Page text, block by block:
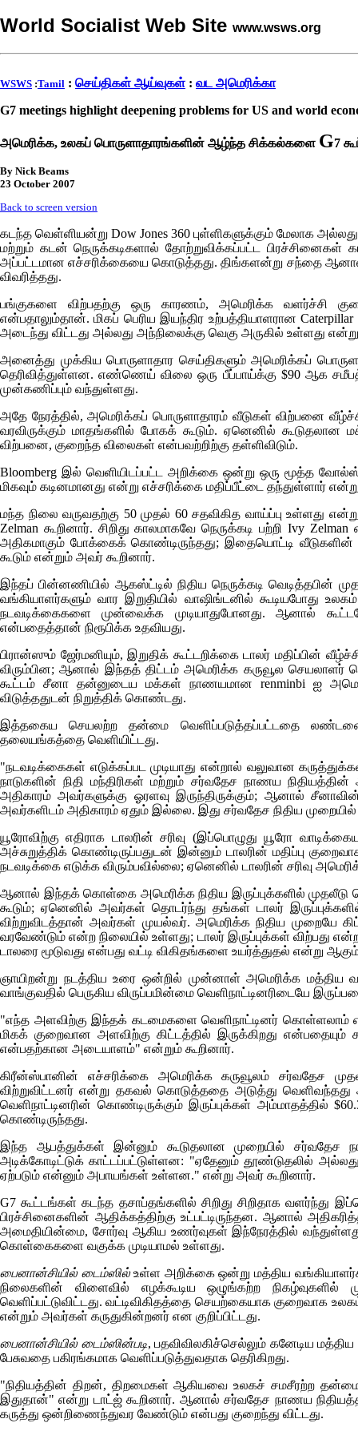
World Socialist Web Site www.wsws.org
WSWS :Tamil : செய்திகள் ஆய்வுகள் : வட அமெரிக்கா
G7 meetings highlight deepening problems for US and world
அமெரிக்க, உலகப் பொருளாதாரங்களின் ஆழ்ந்த சிக்கல்களை G7
By Nick Beams
23 October 2007
Back to screen version
கடந்த வெள்ளியன்று Dow Jones 360 புள்ளிகளுக்கும் மேலாக
மற்றும் கடன் நெருக்கடிகளால் தோற்றுவிக்கப்பட்ட
அப்பட்டமான எச்சரிக்கையை கொடுத்தது. திங்களன்று சந்தை
விவரித்தது.
பங்குகளை விற்பதற்கு ஒரு காரணம், அமெரிக்க வளர்ச்சி
என்பதாலும்தான். மிகப் பெரிய இயந்திர உற்பத்தியாளரானCaterpillar
அடைந்து விட்டது அல்லது அந்நிலைக்கு வெகு அருகில் உள்ளது என்று
அனைத்து முக்கிய பொருளாதார செய்திகளும் அமெரிக்கப்
தெரிவித்துள்ளன. எண்ணெய் விலை ஒரு பீப்பாய்க்கு $90 ஆக
முன்கணிப்பும் வந்துள்ளது.
அதே நேரத்தில், அமெரிக்கப் பொருளாதாரம் வீடுகள் விற்பனை
வரவிருக்கும் மாதங்களில் போகக் கூடும். ஏனெனில்
விற்பனை, குறைந்த விலைகள் என்பவற்றிற்கு தள்ளிவிடும்.
Bloomberg இல் வெளியிடப்பட்ட அறிக்கை ஒன்று ஒரு மூத்த
மிகவும் கடினமானது என்று எச்சரிக்கை மதிப்பீட்டை தந்துள்ளார்
மந்த நிலை வருவதற்கு 50 முதல் 60 சதவிகித வாய்ப்பு உள்ளது
Zelman கூறினார். சிறிது காலமாகவே நெருக்கடி பற்றி Ivy Zelman
அதிகமாகும் போக்கைக் கொண்டிருந்தது; இதையொட்டி
கூடும் என்றும் அவர் கூறினார்.
இந்தப் பின்னணியில் ஆகஸ்ட்டில் நிதிய நெருக்கடி வெடித்தபின்
வங்கியாளர்களும் வார இறுதியில் வாஷிங்டனில் கூடியபோது
நடவடிக்கைகளை முன்வைக்க முடியாதுபோனது. ஆனால்
என்பதைத்தான் நிரூபிக்க உதவியது.
பிரான்ஸும் ஜேர்மனியும், இறுதிக் கூட்டறிக்கை டாலர் மதிப்பின்
விரும்பின; ஆனால் இந்தத் திட்டம் அமெரிக்க கருவூல செயலாளர்
கூட்டம் சீனா தன்னுடைய மக்கள் நாணயமான renminbi ஐ
விடுத்ததுடன் நிறுத்திக் கொண்டது.
இத்தகைய செயலற்ற தன்மை வெளிப்படுத்தப்பட்டதை
தலையங்கத்தை வெளியிட்டது.
"நடவடிக்கைகள் எடுக்கப்பட முடியாது என்றால் வலுவான
நாடுகளின் நிதி மந்திரிகள் மற்றும் சர்வதேச நாணய
அதிகாரம் அவர்களுக்கு ஓரளவு இருந்திருக்கும்; ஆனால்
அவர்களிடம் அதிகாரம் ஏதும் இல்லை. இது சர்வதேச நிதிய
யூரோவிற்கு எதிராக டாலரின் சரிவு (இப்பொழுது யூரோ
அச்சுறுத்திக் கொண்டிருப்பதுடன் இன்னும் டாலரின் மதிப்பு
நடவடிக்கை எடுக்க விரும்பவில்லை; ஏனெனில் டாலரின் சரிவு
ஆனால் இந்தக் கொள்கை அமெரிக்க நிதிய இருப்புக்களில் முதலீடு
கூடும்; ஏனெனில் அவர்கள் தொடர்ந்து தங்கள் டாலர்
விற்றுவிடத்தான் அவர்கள் முயல்வர். அமெரிக்க நிதிய முறையே
வரவேண்டும் என்ற நிலையில் உள்ளது; டாலர் இருப்புக்கள் விற்பது
டாலரை மூடுவது என்பது வட்டி விகிதங்களை உயர்த்துதல் என்று
ஞாயிறன்று நடத்திய உரை ஒன்றில் முன்னாள் அமெரிக்க மத்திய
வாங்குவதில் பெருகிய விருப்பமின்மை வெளிநாட்டினரிடையே
"எந்த அளவிற்கு இந்தக் கடமைகளை வெளிநாட்டினர் கொள்ளலாம்
மிகக் குறைவான அளவிற்கு கிட்டத்தில் இருக்கிறது என்பதையும்
என்பதற்கான அடையாளம்" என்றும் கூறினார்.
கிரீன்ஸ்பானின் எச்சரிக்கை அமெரிக்க கருவூலம் சர்வதேச
விற்றுவிட்டனர் என்று தகவல் கொடுத்ததை அடுத்து
வெளிநாட்டினரின் கொண்டிருக்கும் இருப்புக்கள் அம்மாதத்தில்
கொண்டிருந்தது.
இந்த ஆபத்துக்கள் இன்னும் கூடுதலான முறையில் சர்வதேச
அடிக்கோடிட்டுக் காட்டப்பட்டுள்ளன: "ஏதேனும் தூண்டுதலில்
ஏற்படும் என்னும் அபாயங்கள் உள்ளன." என்று அவர் கூறினார்.
G7 கூட்டங்கள் கடந்த தசாப்தங்களில் சிறிது சிறிதாக வளர்ந்து
பிரச்சினைகளின் ஆதிக்கத்திற்கு உட்பட்டிருந்தன. ஆனால்
அமைதியின்மை, சோர்வு ஆகிய உணர்வுகள் இந்நேரத்தில்
கொள்கைகளை வகுக்க முடியாமல் உள்ளது.
பைனான்சியில் டைம்ஸில்உள்ள அறிக்கை ஒன்று மத்திய
நிலைகளின் விளைவில் எழக்கூடிய ஒழுங்கற்ற
வெளிப்பட்டுவிட்டது. வட்டிவிகிதத்தை செயற்கையாக குறைவாக
என்றும் அவர்கள் கருதுகின்றனர் என குறிப்பிட்டது.
பைனான்சியில் டைம்ஸின்படி, பதவிவிலகிச்செல்லும் கனேடிய
பேசுவதை பகிரங்கமாக வெளிப்படுத்துவதாக தெரிகிறது.
"நிதியத்தின் திறன், திறமைகள் ஆகியவை உலகச் சமசீரற்ற
இதுதான்" என்று டாட்ஜ் கூறினார். ஆனால் சர்வதேச நாணய
கருத்து ஒன்றிணைந்துவர வேண்டும் என்பது குறைந்து விட்டது.